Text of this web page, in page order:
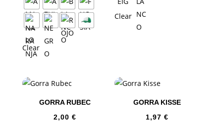
Clear
Clear
GORRA RUBEC
2,00 €
GORRA KISSE
1,97€